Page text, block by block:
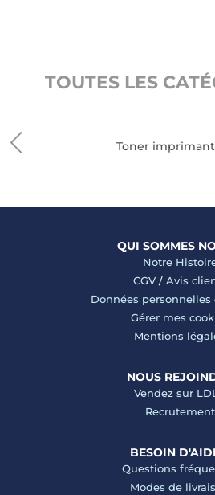
TOUTES LES
Toner
QUI SOMMES
Notre
CGV/ Avis
Données personnelles
Gérer mes
Mentions
NOUS
Vendez sur
Recrutement
BESOIN
Questions
Modes de